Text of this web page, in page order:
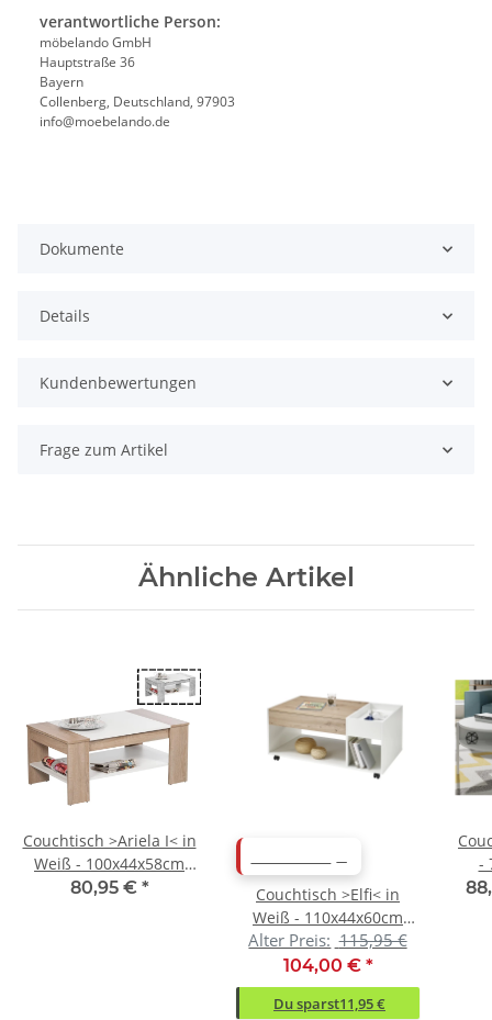
verantwortliche Person:
möbelando GmbH
Hauptstraße 36
Bayern
Collenberg, Deutschland, 97903
info@moebelando.de
Dokumente
Details
Kundenbewertungen
Frage zum Artikel
Ähnliche Artikel
Couchtisch >Ariela I< in
Weiß - 100x44x58cm
(BxHxT)
80,95 € *
Couchtisch >Elfi< in
Weiß - 110x44x60cm
(BxHxT)
Alter Preis: 115,95 €
104,00 € *
Du sparst11,95 €
-